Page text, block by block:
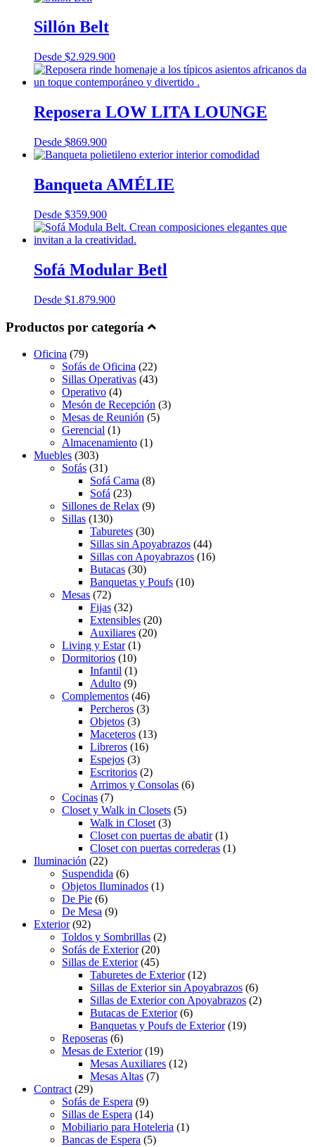
Sillón Belt
Desde $2.929.900
Reposera LOW LITA LOUNGE
Desde $869.900
Banqueta AMÉLIE
Desde $359.900
Sofá Modular Betl
Desde $1.879.900
Productos por categoría
Oficina (79)
Sofás de Oficina (22)
Sillas Operativas (43)
Operativo (4)
Mesón de Recepción (3)
Mesas de Reunión (5)
Gerencial (1)
Almacenamiento (1)
Muebles (303)
Sofás (31)
Sofá Cama (8)
Sofá (23)
Sillones de Relax (9)
Sillas (130)
Taburetes (30)
Sillas sin Apoyabrazos (44)
Sillas con Apoyabrazos (16)
Butacas (30)
Banquetas y Poufs (10)
Mesas (72)
Fijas (32)
Extensibles (20)
Auxiliares (20)
Living y Estar(1)
Dormitorios (10)
Infantil (1)
Adulto (9)
Complementos (46)
Percheros (3)
Objetos (3)
Maceteros (13)
Libreros (16)
Espejos (3)
Escritorios (2)
Arrimos y Consolas (6)
Cocinas (7)
Closet y Walk in Closets (5)
Walk in Closet (3)
Closet con puertas de abatir(1)
Closet con puertas correderas (1)
Iluminación (22)
Suspendida (6)
Objetos Iluminados (1)
De Pie (6)
De Mesa (9)
Exterior(92)
Toldos y Sombrillas (2)
Sofás de Exterior(20)
Sillas de Exterior(45)
Taburetes de Exterior(12)
Sillas de Exterior sin Apoyabrazos (6)
Sillas de Exterior con Apoyabrazos (2)
Butacas de Exterior(6)
Banquetas y Poufs de Exterior(19)
Reposeras (6)
Mesas de Exterior(19)
Mesas Auxiliares (12)
Mesas Altas (7)
Contract (29)
Sofás de Espera (9)
Sillas de Espera (14)
Mobiliario para Hoteleria (1)
Bancas de Espera (5)